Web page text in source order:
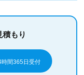
積もり
時間365日受付